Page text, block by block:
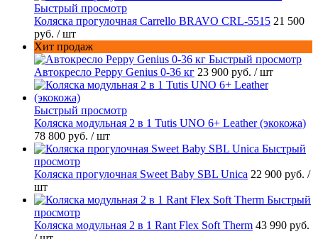
Быстрый просмотр
Коляска прогулочная Carrello BRAVO CRL-5515 21 500
руб. / шт
Хит продаж
Быстрый просмотр
Автокресло Peppy Genius 0-36 кг 23 900 руб. / шт
Быстрый просмотр
Коляска модульная 2 в 1 Tutis UNO 6+ Leather (экокожа)
78 800 руб. / шт
Быстрый
просмотр
Коляска прогулочная Sweet Baby SBL Unica 22 900 руб. /
шт
Быстрый
просмотр
Коляска модульная 2 в 1 Rant Flex Soft Therm 43 990 руб.